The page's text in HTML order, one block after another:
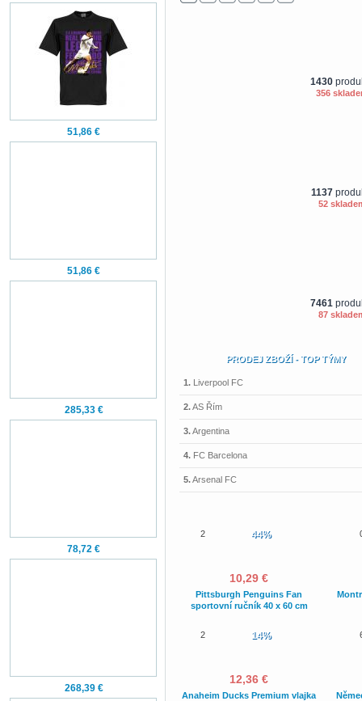
51,86 €
51,86 €
285,33 €
78,72 €
268,39 €
1430
356
1137
52
7461
87
PRODEJ ZBOŽÍ - TOP TÝMY
1. Liverpool FC
2.AS Řím
3.Argentina
4. FC Barcelona
5.Arsenal FC
2 44%
10,29 €
Pittsburgh Penguins Fan
sportovní ručník 40 x 60 cm
2 14%
12,36 €
Anaheim Ducks Premium vlajka